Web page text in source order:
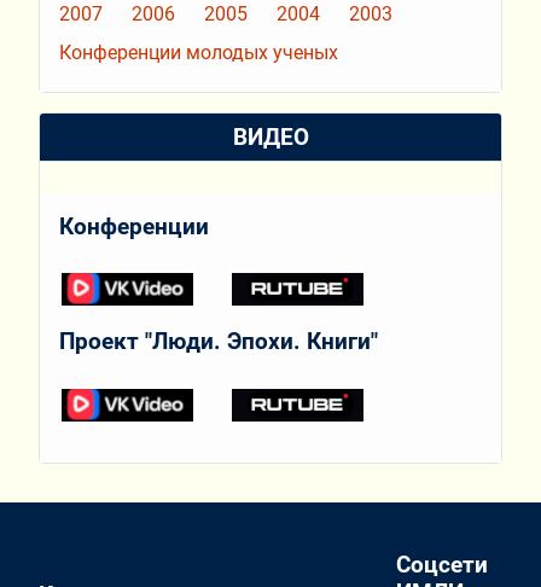
2007
2006 2005 2004
2003
Конференции молодых ученых
ВИДЕО
Конференции
Проект "Люди. Эпохи. Книги"
Соцсети